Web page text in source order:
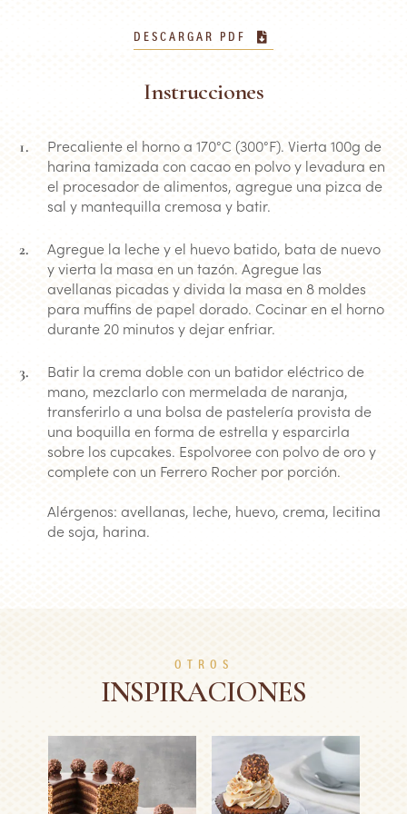
DESCARGAR PDF
Instrucciones
Precaliente el horno a 170°C (300°F). Vierta 100g de
harina tamizada con cacao en polvo y levadura en
el procesador de alimentos, agregue una pizca de
sal y mantequilla cremosa y batir.
Agregue la leche y el huevo batido, bata de nuevo
y vierta la masa en un tazón. Agregue las
avellanas picadas y divida la masa en 8 moldes
para muffins de papel dorado. Cocinar en el horno
durante 20 minutos y dejar enfriar.
Batir la crema doble con un batidor eléctrico de
mano, mezclarlo con mermelada de naranja,
transferirlo a una bolsa de pastelería provista de
una boquilla en forma de estrella y esparcirla
sobre los cupcakes. Espolvoree con polvo de oro y
complete con un Ferrero Rocher por porción.
Alérgenos: avellanas, leche, huevo, crema, lecitina
de soja, harina.
OTROS
INSPIRACIONES